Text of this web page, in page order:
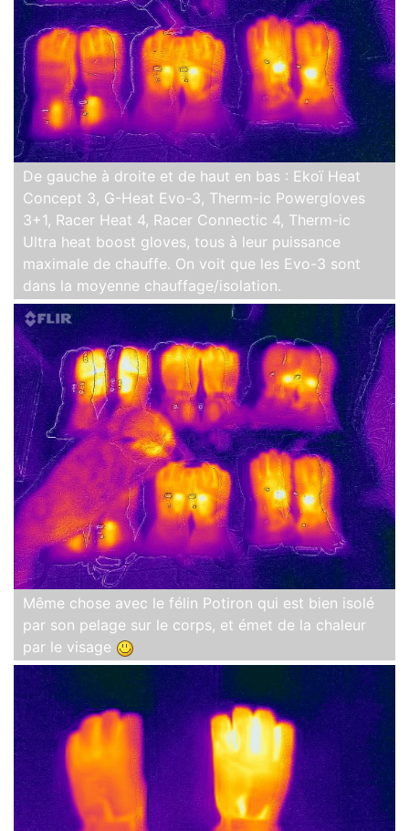
De gauche à droite et de haut en bas : Ekoï Heat
Concept 3, G-Heat Evo-3, Therm-ic Powergloves
3+1, Racer Heat 4, Racer Connectic 4, Therm-ic
Ultra heat boost gloves, tous à leur puissance
maximale de chauffe. On voit que les Evo-3 sont
dans la moyenne chauffage/isolation.
Même chose avec le félin Potiron qui est bien isolé
par son pelage sur le corps, et émet de la chaleur
par le visage